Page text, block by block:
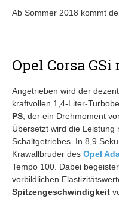
Ab Sommer 2018 kommt
Opel Corsa
Angetrieben wird der
kraftvollen 1,4-Liter-
PS , der ein Drehmoment
Übersetzt wird die Leistung
Schaltgetriebes. In 8,9
Krawallbruder des Opel
Tempo 100. Dabei
vorbildlichen
Spitzengeschwindigkeit